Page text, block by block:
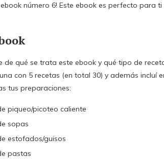
ebook número 6! Este ebook es perfecto para
de qué se trata este ebook y qué tipo de
con 5 recetas (en total 30) y además incluí
tus preparaciones:
piqueo/picoteo caliente
sopas
estofados/guisos
pastas